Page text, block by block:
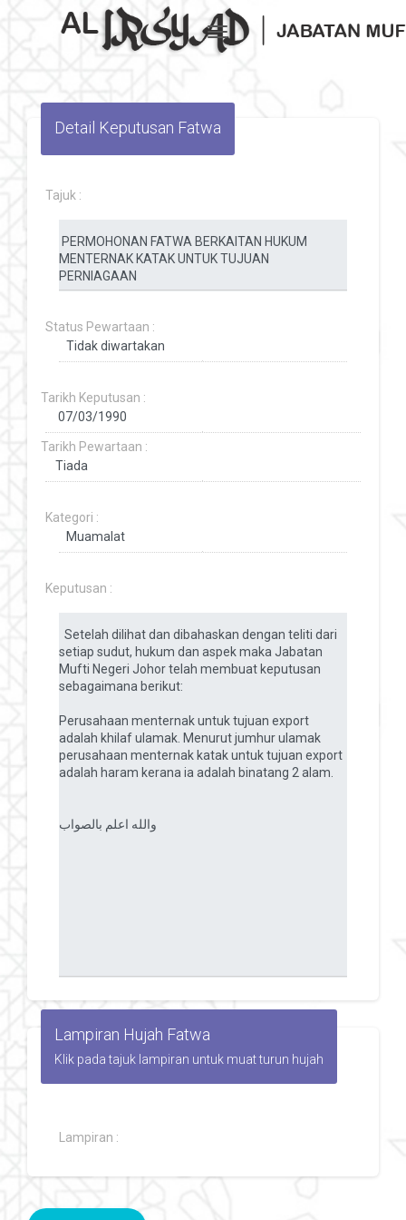
Toggle navigation
Detail Keputusan Fatwa
Tajuk :
Status Pewartaan :
Tarikh Keputusan :
Tarikh Pewartaan :
Kategori :
Keputusan :
Lampiran Hujah Fatwa
Klik pada tajuk lampiran untuk muat turun hujah
Lampiran :